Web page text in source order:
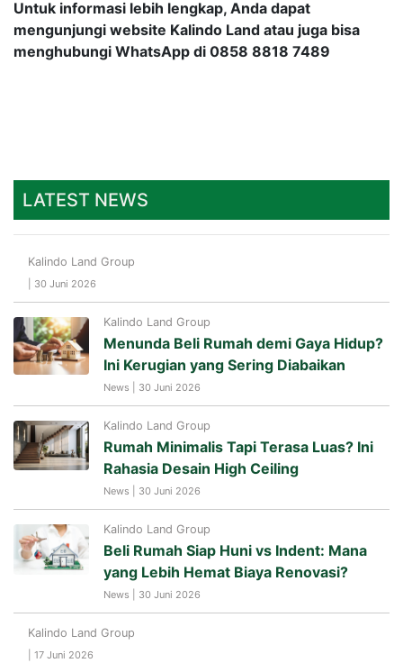
Untuk informasi lebih lengkap, Anda dapat
mengunjungi website Kalindo Land atau juga bisa
menghubungi WhatsApp di 0858 8818 7489
LATEST NEWS
Kalindo Land Group
| 30 Juni 2026
Kalindo Land Group
Menunda Beli Rumah demi Gaya Hidup?
Ini Kerugian yang Sering Diabaikan
News | 30 Juni 2026
Kalindo Land Group
Rumah Minimalis Tapi Terasa Luas? Ini
Rahasia Desain High Ceiling
News | 30 Juni 2026
Kalindo Land Group
Beli Rumah Siap Huni vs Indent: Mana
yang Lebih Hemat Biaya Renovasi?
News | 30 Juni 2026
Kalindo Land Group
| 17 Juni 2026